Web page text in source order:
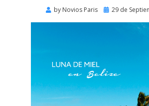
by Novios Paris
Posted
29 de